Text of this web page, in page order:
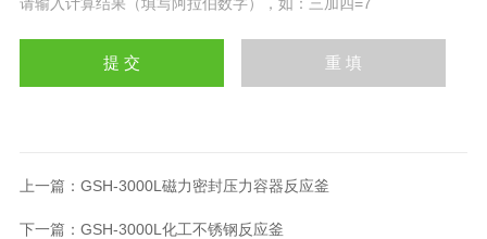
上一篇： GSH-3000L磁力密封压力容器反应釜
下一篇： GSH-3000L化工不锈钢反应釜